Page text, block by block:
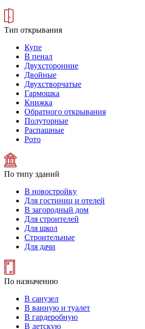
Тип открывания
Купе
В пенал
Двухсторонние
Двойные
Двухстворчатые
Гармошка
Книжка
Обратного открывания
Полуторные
Распашные
Рото
По типу зданий
В новостройку
Для гостиниц и отелей
В загородный дом
Для строителей
Для школ
Строительные
Для дачи
По назначению
В санузел
В ванную и туалет
В гардеробную
В детскую